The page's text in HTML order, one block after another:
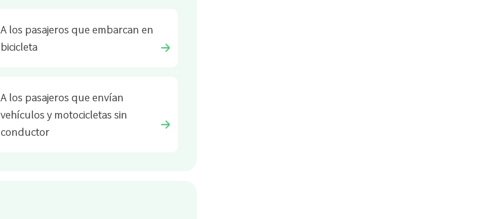
A los pasajeros que embarcan en
bicicleta
A los pasajeros que envían
vehículos y motocicletas sin
conductor